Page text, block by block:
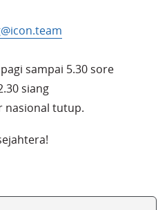
sampai 5.30 sore
siang
nasional tutup.